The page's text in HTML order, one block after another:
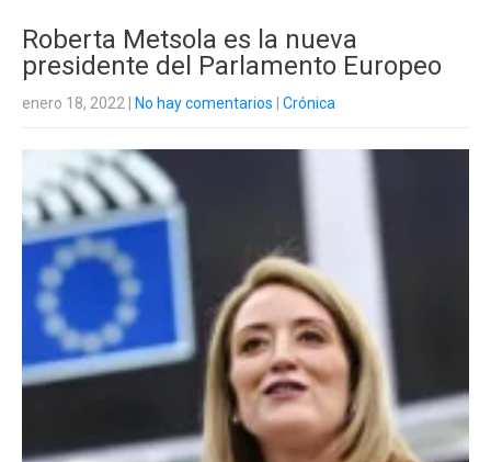
Roberta Metsola es la nueva
presidente del Parlamento Europeo
enero 18, 2022 No hay comentarios Crónica